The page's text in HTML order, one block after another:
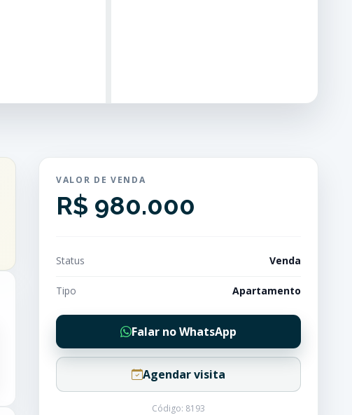
VALOR DE VENDA
R$ 980.000
Status Venda
Tipo Apartamento
Falar no WhatsApp
Agendar visita
Código: 8193